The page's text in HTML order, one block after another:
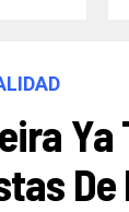
De